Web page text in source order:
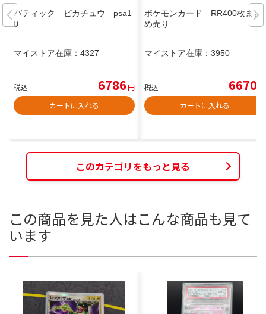
バティック ピカチュウ psa1
0
マイストア在庫： 4327
税込 6786円
カートに入れる
ポケモンカード RR400枚まと
め売り
マイストア在庫： 3950
税込 6670
カートに入れる
このカテゴリをもっと見る
この商品を見た人はこんな商品も見て
います